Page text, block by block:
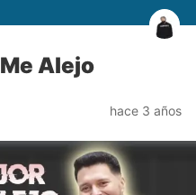
Alejo
hace 3 años